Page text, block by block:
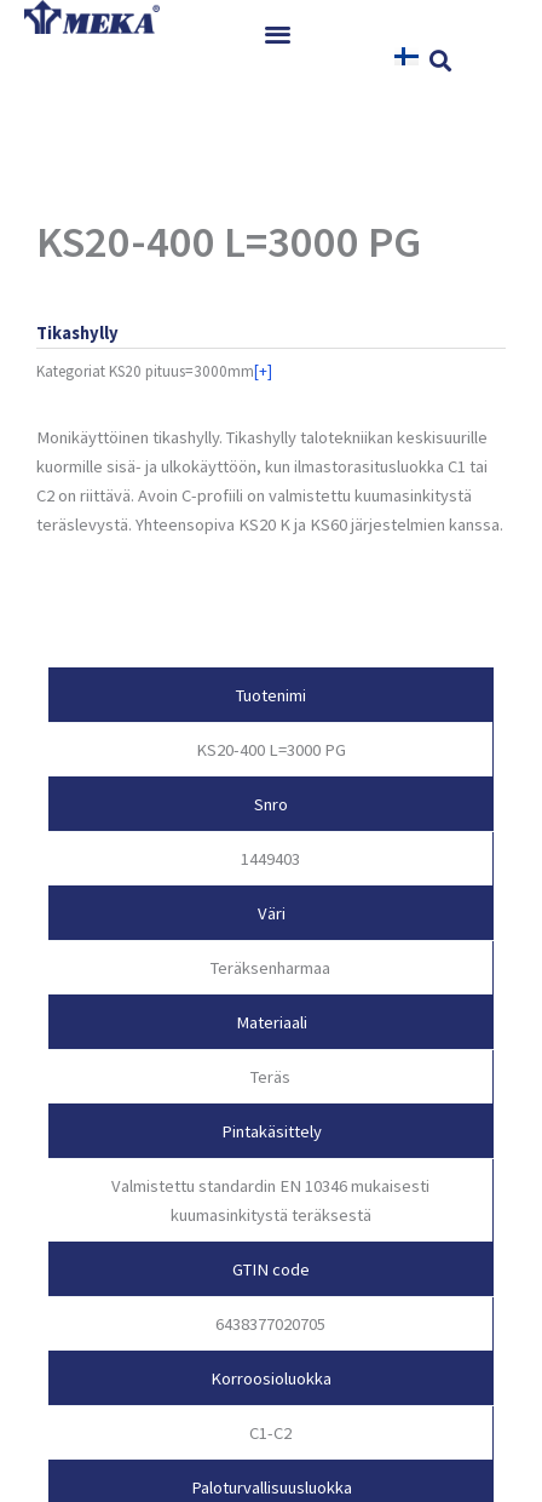
Siirry
KS20-400 L=3000 PG
Tikashylly
Kategoriat KS20 pituus=3000mm[+]
Monikäyttöinen tikashylly. Tikashylly talotekniikan keskisuurille
kuormille sisä- ja ulkokäyttöön, kun ilmastorasitusluokka C1 tai
C2 on riittävä. Avoin C-profiili on valmistettu kuumasinkitystä
teräslevystä. Yhteensopiva KS20 K ja KS60 järjestelmien kanssa.
Tuotenimi
KS20-400 L=3000 PG
Snro
1449403
Väri
Teräksenharmaa
Materiaali
Teräs
Pintakäsittely
Valmistettu standardin EN 10346 mukaisesti
kuumasinkitystä teräksestä
GTIN code
6438377020705
Korroosioluokka
C1-C2
Paloturvallisuusluokka